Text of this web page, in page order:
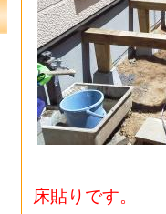
床貼りです。